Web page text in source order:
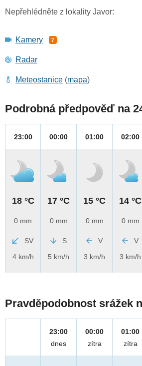
Nepřehlédněte z lokality Javor:
Kamery 7
Radar
Meteostanice (mapa)
Podrobná předpověď na
23:00
18 °C
0 mm
SV
4 km/h
00:00
17 °C
0 mm
S
5 km/h
01:00
15 °C
0 mm
V
3 km/h
02:00
14 °C
0 mm
V
3 km/h
Pravděpodobnost srážek
23:00
dnes
00:00
zítra
01:00
zítra